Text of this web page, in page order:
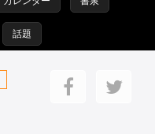
話題